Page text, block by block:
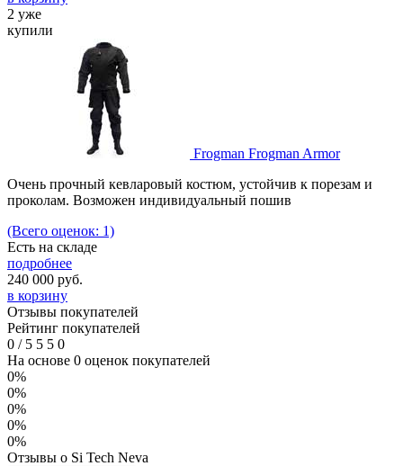
2 уже
купили
Frogman Frogman Armor
Очень прочный кевларовый костюм, устойчив к порезам и
проколам. Возможен индивидуальный пошив
(Всего оценок: 1)
Есть на складе
подробнее
240 000 руб.
в корзину
Отзывы покупателей
Рейтинг покупателей
0 /5 5 5 0
На основе 0 оценок покупателей
0%
0%
0%
0%
0%
Отзывы о Si Tech Neva